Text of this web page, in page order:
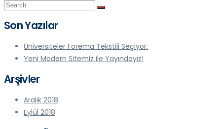
Son Yazılar
Üniversiteler Forema Tekstili Seçiyor.
Yeni Modern Sitemiz ile Yayındayız!
Arşivler
Aralık 2018
Eylül 2018